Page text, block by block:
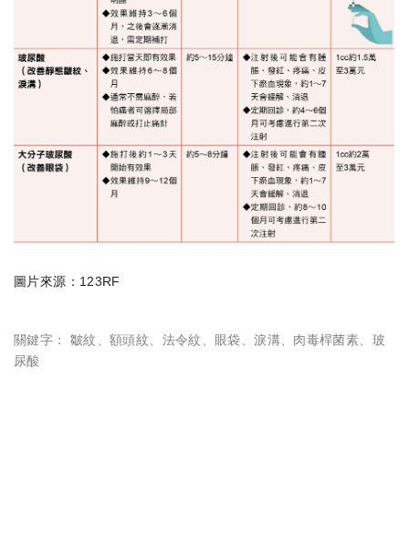
圖片來源：123RF
關鍵字： 皺紋 額頭紋 法令紋 眼袋 、淚溝、 肉毒桿菌素
玻
尿酸